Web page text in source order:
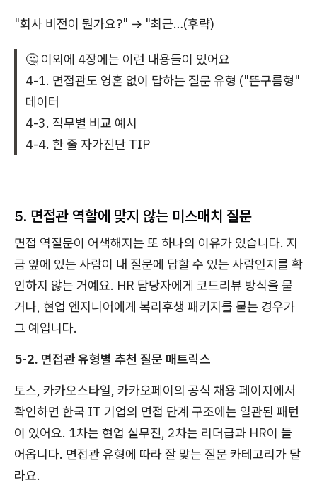
"회사 비전이 뭔가요?" → "최근…(후략)
🤔 이외에 4장에는 이런 내용들이 있어요
4-1. 면접관도 영혼 없이 답하는 질문 유형 ("뜬구름형"
데이터
4-3. 직무별 비교 예시
4-4. 한 줄 자가진단 TIP
5. 면접관 역할에 맞지 않는 미스매치 질문
면접 역질문이 어색해지는 또 하나의 이유가 있습니다. 지
금 앞에 있는 사람이 내 질문에 답할 수 있는 사람인지를 확
인하지 않는 거예요. HR 담당자에게 코드리뷰 방식을 묻
거나, 현업 엔지니어에게 복리후생 패키지를 묻는 경우가
그 예입니다.
5-2. 면접관 유형별 추천 질문 매트릭스
토스, 카카오스타일, 카카오페이의 공식 채용 페이지에서
확인하면 한국 IT 기업의 면접 단계 구조에는 일관된 패턴
이 있어요. 1차는 현업 실무진, 2차는 리더급과 HR이 들
어옵니다. 면접관 유형에 따라 잘 맞는 질문 카테고리가 달
라요.